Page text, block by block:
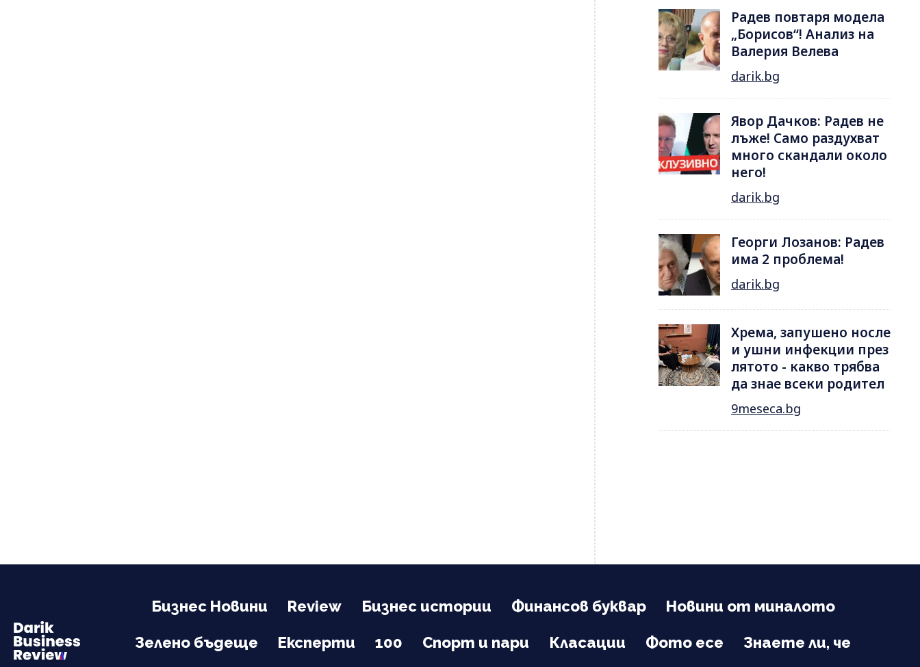
Радев повтаря модела
„Борисов“! Анализ на
Валерия Велева
darik.bg
Явор Дачков: Радев не
лъже! Само раздухват
много скандали около
него!
darik.bg
Георги Лозанов: Радев
има 2 проблема!
darik.bg
Хрема, запушено носле
и ушни инфекции през
лятотo - какво трябва
да знае всеки родител
9meseca.bg
Бизнес Новини Review Бизнес истории Финансов буквар Новини от миналото
Зелено бъдеще Експерти 100 Спорт и пари Класации Фото есе Знаете ли, че